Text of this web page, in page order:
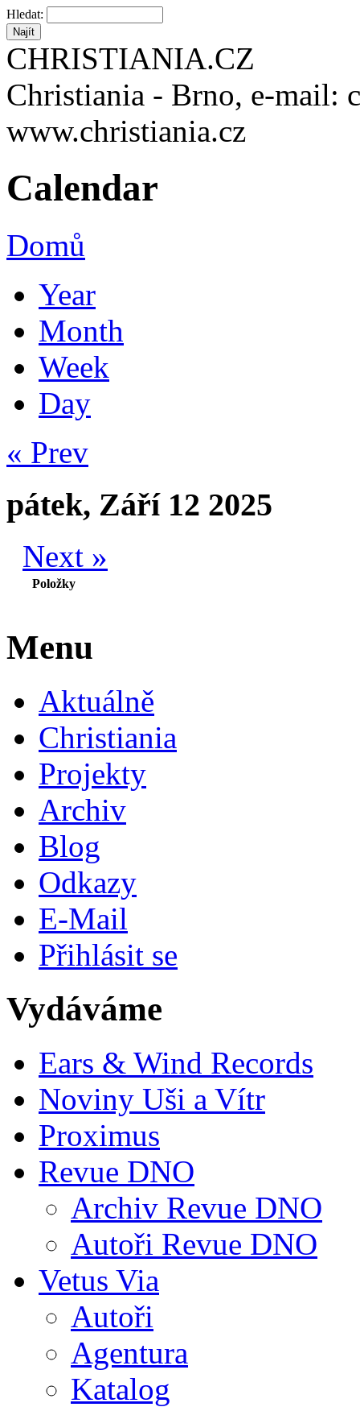
Hledat:
CHRISTIANIA.CZ
Christiania - Brno, e-mail:
www.christiania.cz
Calendar
Domů
Year
Month
Week
Day
« Prev
pátek, Září 12 2025
Next »
Položky
Menu
Aktuálně
Christiania
Projekty
Archiv
Blog
Odkazy
E-Mail
Přihlásit se
Vydáváme
Ears & Wind Records
Noviny Uši a Vítr
Proximus
Revue DNO
Archiv Revue DNO
Autoři Revue DNO
Vetus Via
Autoři
Agentura
Katalog